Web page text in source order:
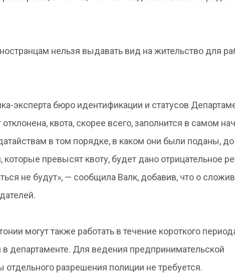
нельзя выдавать вид на жительство для
эксперта бюро идентификации и статусов
квота, скорее всего, заполнится в самом
в том порядке, в каком они были поданы, до
превысят квоту, будет дано отрицательное
не будут», — сообщила Валк, добавив, что о
могут также работать в течение короткого
департаменте. Для ведения предпринимательской
разрешения полиции не требуется.